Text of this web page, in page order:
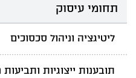
תחומי עיסוק
ליטיגציה וניהול סכסוכים
תובענות ייצוגיות ותביעות